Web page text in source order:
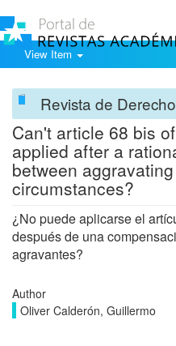
View Item
Revista de
Can't article 68 bis
applied after a
between
circumstances?
¿No puede aplicarse el
después de una
agravantes?
Author
Oliver Calderón, Guillermo